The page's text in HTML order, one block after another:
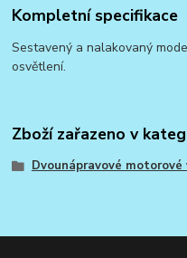
Kompletní specifikace
Sestavený a nalakovaný
osvětlení.
Zboží zařazeno v
Dvounápravové motorové